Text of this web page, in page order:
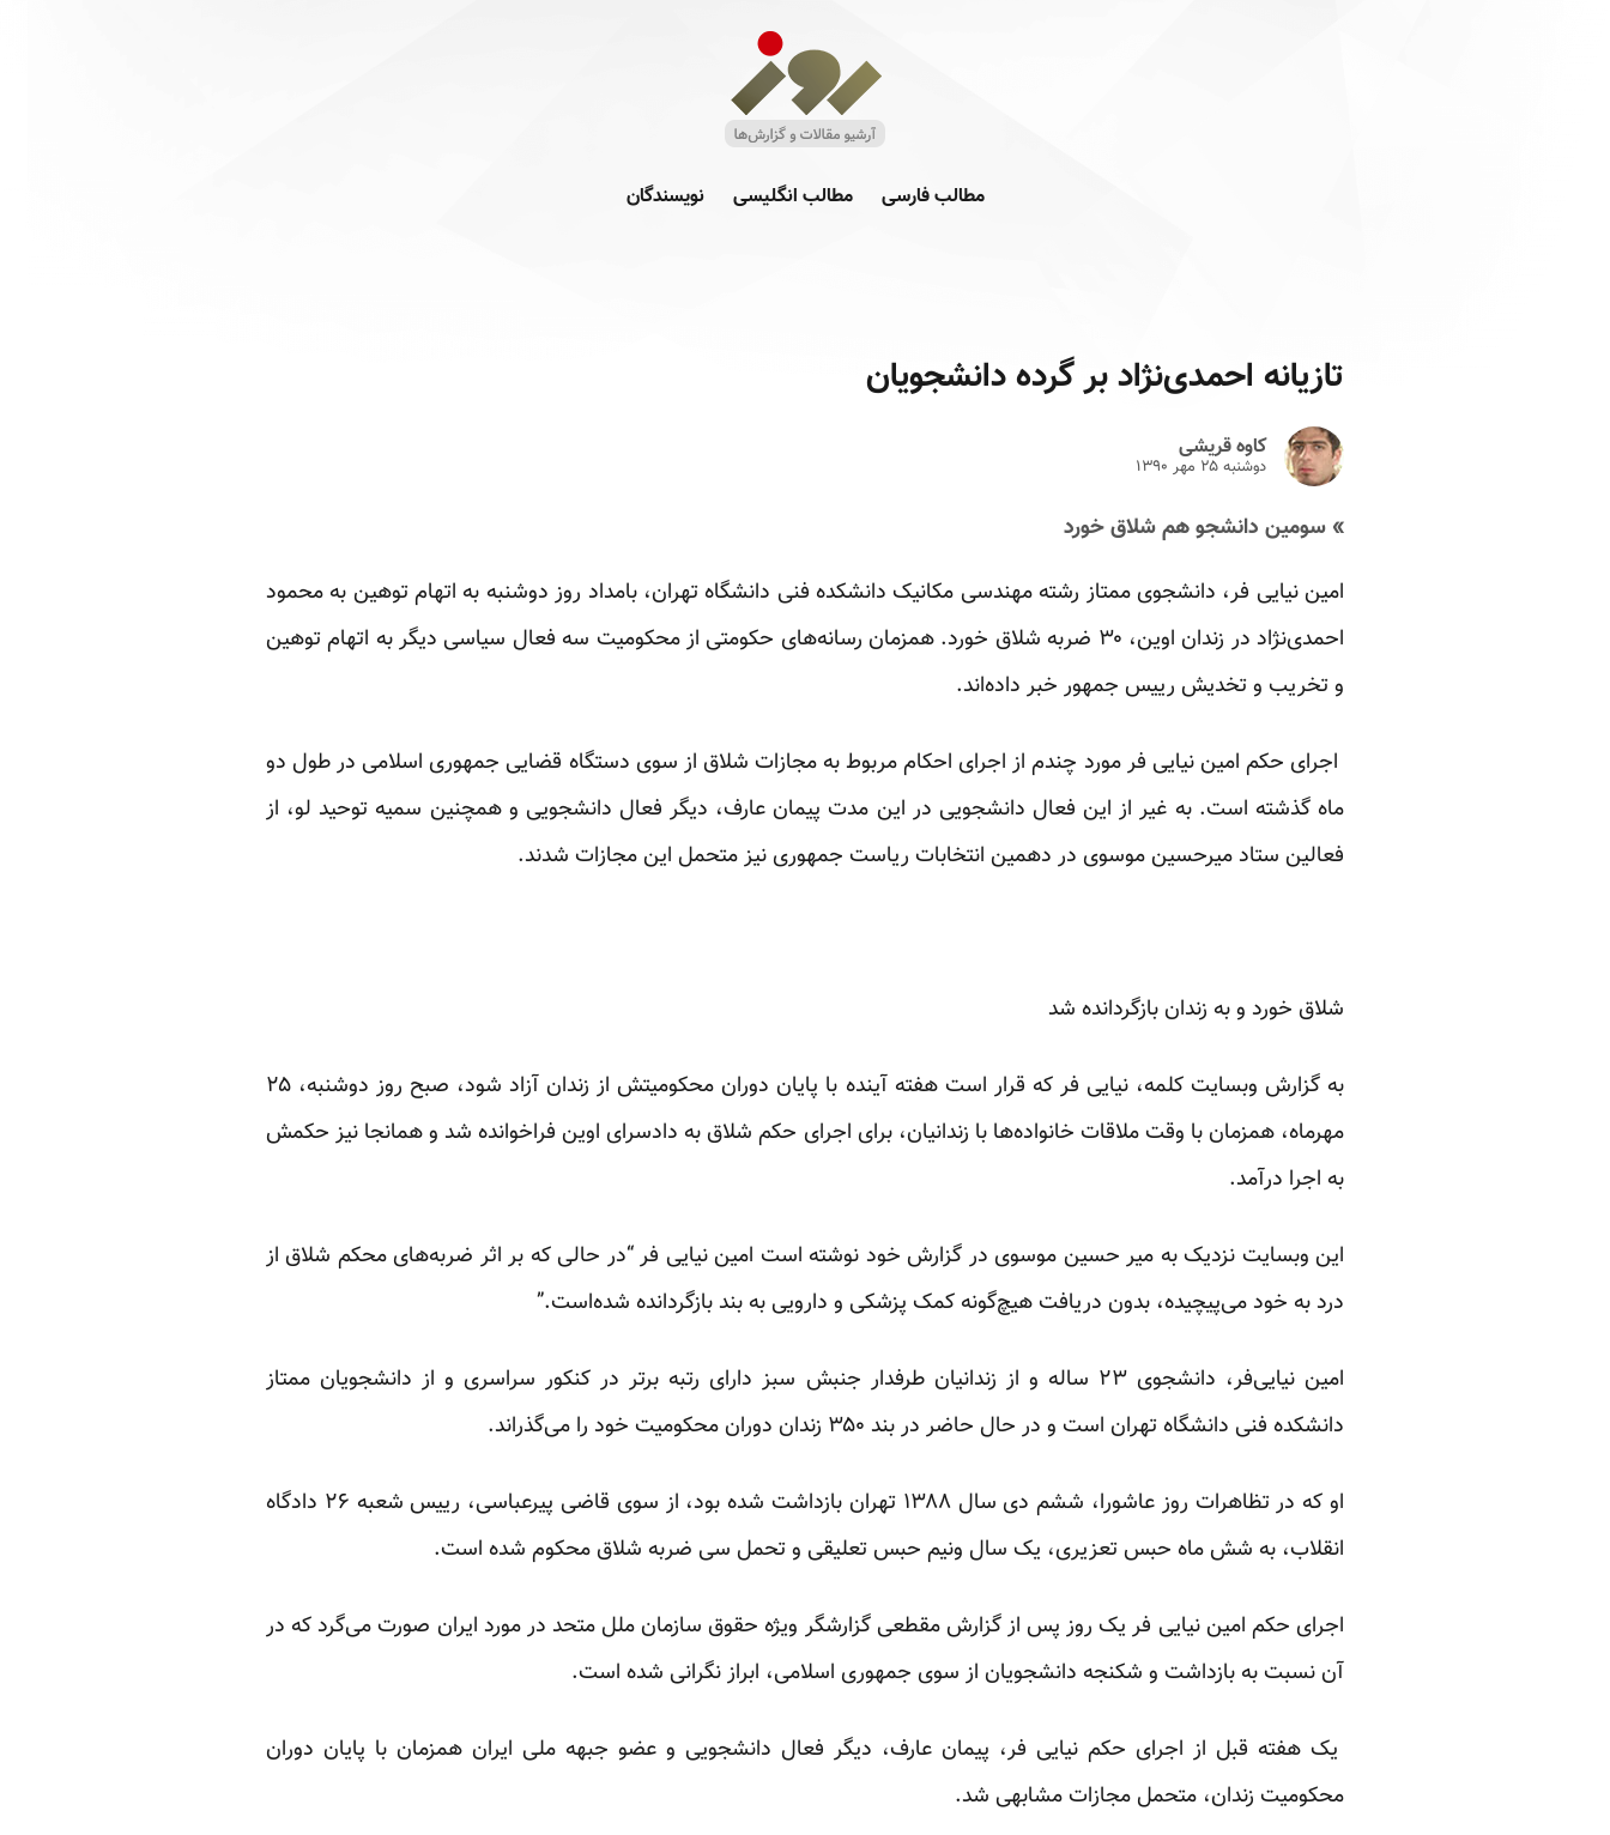
مطالب فارسی مطالب انگلیسی نویسندگان
تازیانه احمدی‌نژاد بر گرده دانشجویان
کاوه قریشی
دوشنبه ۲۵ مهر ۱۳۹۰
» سومین دانشجو هم شلاق خورد
امین نیایی فر، دانشجوی ممتاز رشته مهندسی مکانیک دانشکده فنی دانشگاه تهران، بامداد روز دوشنبه به اتهام توهین به محمود
احمدی‌نژاد در زندان اوین، ۳۰ ضربه شلاق خورد. همزمان رسانه‌های حکومتی از محکومیت سه فعال سیاسی دیگر به اتهام توهین
و تخریب و تخدیش رییس جمهور خبر داده‌اند.
اجرای حکم امین نیایی فر مورد چندم از اجرای احکام مربوط به مجازات شلاق از سوی دستگاه قضایی جمهوری اسلامی در طول دو
ماه گذشته است. به غیر از این فعال دانشجویی در این مدت پیمان عارف، دیگر فعال دانشجویی و همچنین سمیه توحید لو، از
فعالین ستاد میرحسین موسوی در دهمین انتخابات ریاست جمهوری نیز متحمل این مجازات شدند.
شلاق خورد و به زندان بازگردانده شد
به گزارش وبسایت کلمه، نیایی فر که قرار است هفته آینده با پایان دوران محکومیتش از زندان آزاد شود، صبح روز دوشنبه، ۲۵
مهرماه، همزمان با وقت ملاقات خانواده‌ها با زندانیان، برای اجرای حکم شلاق به دادسرای اوین فراخوانده شد و همانجا نیز حکمش
به اجرا درآمد.
این وبسایت نزدیک به میر حسین موسوی در گزارش خود نوشته است امین نیایی فر “در حالی که بر اثر ضربه‌های محکم شلاق از
درد به خود می‌پیچیده، بدون دریافت هیچ‌گونه کمک پزشکی و دارویی به بند بازگردانده شده‌است.”
امین نیایی‌فر، دانشجوی ۲۳ ساله و از زندانیان طرفدار جنبش سبز دارای رتبه بر‌تر در کنکور سراسری و از دانشجویان ممتاز
دانشکده فنی دانشگاه تهران است و در حال حاضر در بند ۳۵۰ زندان دوران محکومیت خود را می‌گذراند.
او که در تظاهرات روز عاشورا، ششم دی سال ۱۳۸۸ تهران بازداشت شده بود، از سوی قاضی پیرعباسی، رییس شعبه ۲۶ دادگاه
انقلاب، به شش ماه حبس تعزیری، یک سال ونیم حبس تعلیقی و تحمل سی ضربه شلاق محکوم شده است.
اجرای حکم امین نیایی فر یک روز پس از گزارش مقطعی گزارشگر ویژه حقوق سازمان ملل متحد در مورد ایران صورت می‌گرد که در
آن نسبت به بازداشت و شکنجه دانشجویان از سوی جمهوری اسلامی، ابراز نگرانی شده است.
یک هفته قبل از اجرای حکم نیایی فر، پیمان عارف، دیگر فعال دانشجویی و عضو جبهه ملی ایران همزمان با پایان دوران
محکومیت زندان، متحمل مجازات مشابهی شد.